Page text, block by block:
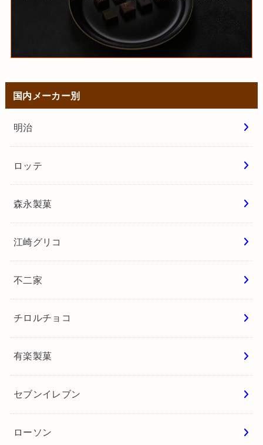
国内メーカー別
明治
ロッテ
森永製菓
江崎グリコ
不二家
チロルチョコ
有楽製菓
セブンイレブン
ローソン